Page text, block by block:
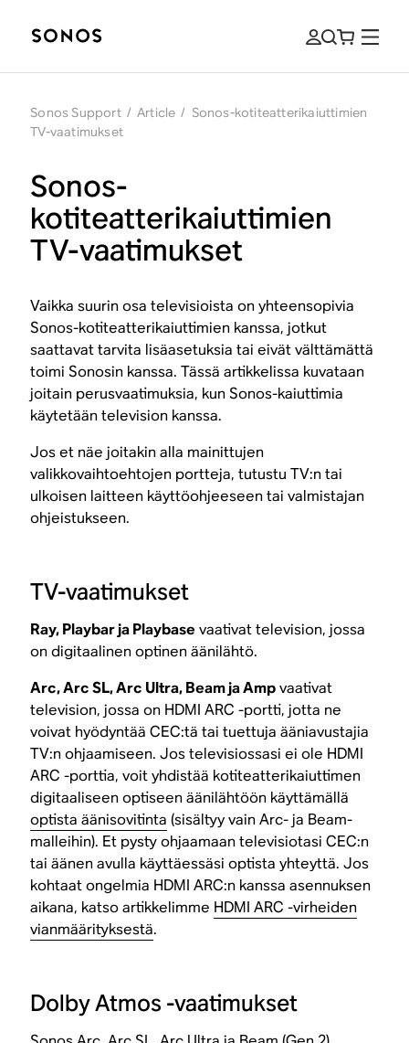
Sonos Support / Article / Sonos-kotiteatterikaiuttimien
TV-vaatimukset
Sonos-
kotiteatterikaiuttimien
TV-vaatimukset
Vaikka suurin osa televisioista on yhteensopivia
Sonos-kotiteatterikaiuttimien kanssa, jotkut
saattavat tarvita lisäasetuksia tai eivät välttämättä
toimi Sonosin kanssa. Tässä artikkelissa kuvataan
joitain perusvaatimuksia, kun Sonos-kaiuttimia
käytetään television kanssa.
Jos et näe joitakin alla mainittujen
valikkovaihtoehtojen portteja, tutustu TV:n tai
ulkoisen laitteen käyttöohjeeseen tai valmistajan
ohjeistukseen.
TV-vaatimukset
Ray, Playbar ja Playbase vaativat television, jossa
on digitaalinen optinen äänilähtö.
Arc, Arc SL, Arc Ultra, Beam ja Ampvaativat
television, jossa on HDMI ARC -portti, jotta ne
voivat hyödyntää CEC:tä tai tuettuja ääniavustajia
TV:n ohjaamiseen. Jos televisiossasi ei ole HDMI
ARC -porttia, voit yhdistää kotiteatterikaiuttimen
digitaaliseen optiseen äänilähtöön käyttämällä
optista äänisovitinta (sisältyy vain Arc- ja Beam-
malleihin). Et pysty ohjaamaan televisiotasi CEC:n
tai äänen avulla käyttäessäsi optista yhteyttä. Jos
kohtaat ongelmia HDMI ARC:n kanssa asennuksen
aikana, katso artikkelimme HDMI ARC -virheiden
vianmäärityksestä.
Dolby Atmos -vaatimukset